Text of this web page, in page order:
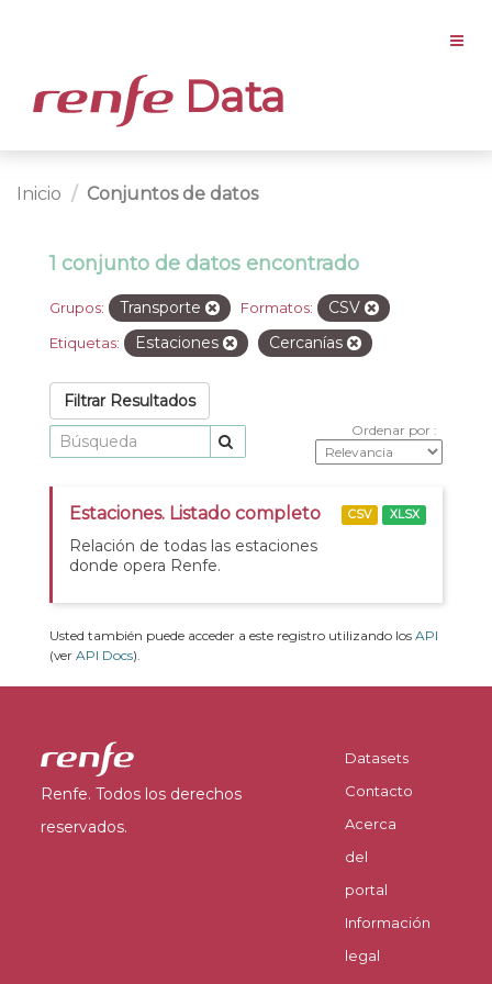
Data
Inicio Conjuntos de datos
1 conjunto de datos encontrado
Grupos: Transporte Formatos: CSV
Etiquetas: Estaciones Cercanías
Filtrar Resultados
Ordenar por
Estaciones. Listado completo
Relación de todas las estaciones
donde opera Renfe.
CSV XLSX
Usted también puede acceder a este registro utilizando los API
(ver API Docs).
Renfe. Todos los derechos
reservados.
Datasets
Contacto
Acerca
del
portal
Información
legal